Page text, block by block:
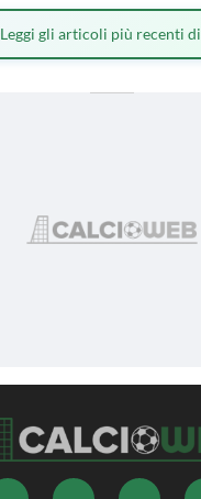
Leggi gli articoli più recenti di